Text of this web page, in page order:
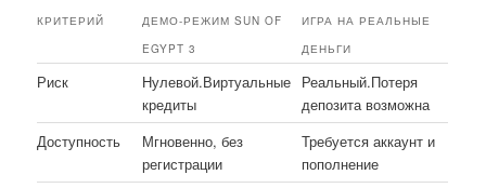
КРИТЕРИЙ
ДЕМО-РЕЖИМ SUN OF
EGYPT 3
ИГРА НА РЕАЛЬНЫЕ
ДЕНЬГИ
Риск
Нулевой.Виртуальные
кредиты
Реальный.Потеря
депозита возможна
Доступность
Мгновенно, без
регистрации
Требуется аккаунт и
пополнение